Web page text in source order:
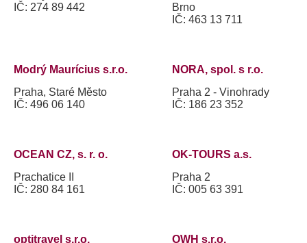
IČ: 274 89 442
Brno
IČ: 463 13 711
Modrý Maurícius s.r.o.
Praha, Staré Město
IČ: 496 06 140
NORA, spol. s r.o.
Praha 2 - Vinohrady
IČ: 186 23 352
OCEAN CZ, s. r. o.
Prachatice II
IČ: 280 84 161
OK-TOURS a.s.
Praha 2
IČ: 005 63 391
optitravel s.r.o. OWH s.r.o.